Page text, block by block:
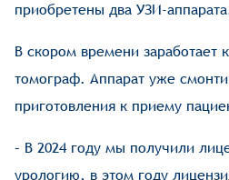
приобретены два УЗИ-­
В скором времени заработает
томограф. Аппарат уже
приготовления к приему
– В 2024 году мы получили
урологию, в этом году